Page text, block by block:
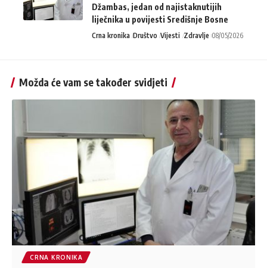
Džambas, jedan od najistaknutijih
liječnika u povijesti Središnje Bosne
Crna kronika Društvo Vijesti Zdravlje 08/05/2026
Možda će vam se također svidjeti
CRNA KRONIKA